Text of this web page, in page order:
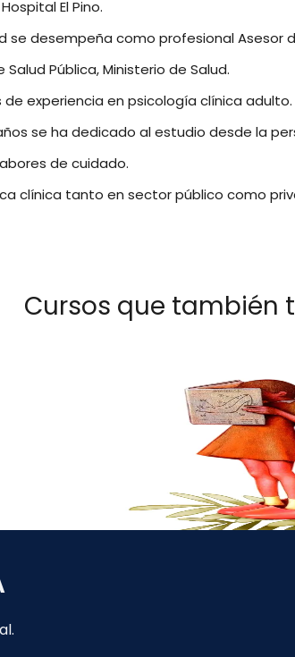
El Pino.
se desempeña como profesional Asesor
Pública, Ministerio de Salud.
de experiencia en psicología clínica adulto.
se ha dedicado al estudio desde la
de cuidado.
clínica tanto en sector público como
Cursos que también